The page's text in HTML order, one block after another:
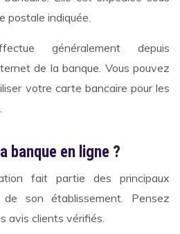
postale indiquée.
généralement depuis
de la banque. Vous pouvez
votre carte bancaire pour les
banque en ligne ?
fait partie des principaux
son établissement. Pensez
avis clients vérifiés.